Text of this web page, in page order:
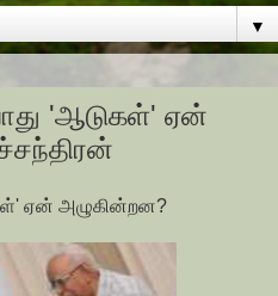
▼
'ஆடுகள்' ஏன்
ஏன் அழுகின்றன?